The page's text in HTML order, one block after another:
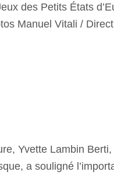
des Petits États
Manuel Vitali /
Yvette Lambin
a souligné